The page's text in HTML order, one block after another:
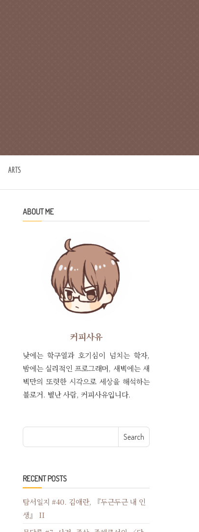
ARTS
ABOUT ME
커피사유
낮에는 학구열과 호기심이 넘치는 학자,
밤에는 실리적인 프로그래머, 새벽에는 새
벽만의 또렷한 시각으로 세상을 해석하는
블로거. 별난 사람, 커피사유입니다.
RECENT POSTS
탐서일지 #40. 김애란, 『두근두근 내 인
생』 II